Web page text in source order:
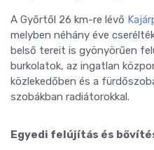
A Győrtől 26 km-re lévő
melyben néhány éve
belső tereit is gyönyörűen
burkolatok, az ingatlan
közlekedőben és a
szobákban radiátorokkal.
Egyedi felújítás és